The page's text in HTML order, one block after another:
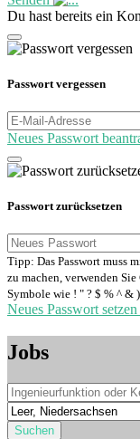
Du hast bereits ein
Passwort vergessen
Neues Passwort
Passwort zurücksetzen
Tipp: Das Passwort muss
zu machen, verwenden
Symbole wie ! " ? $ % ^ &
Neues Passwort setzen
Jobs
Suchen